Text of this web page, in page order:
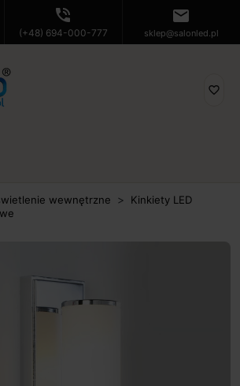
phone_in_talk
(+48) 694-000-777
mail
sklep@salonled.pl
favorite_border
wewnętrzne
Kinkiety LED